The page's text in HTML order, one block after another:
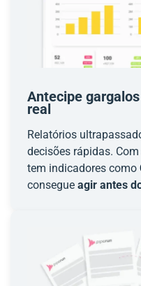
Antecipe
real
Relatórios
decisões rápidas.
tem indicadores como
consegue agir antes